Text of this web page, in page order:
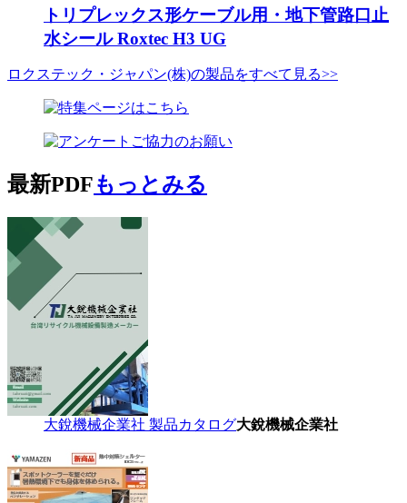
トリプレックス形ケーブル用・地下管路口止
水シール Roxtec H3 UG
ロクステック・ジャパン(株)の製品をすべて見る>>
最新PDFもっとみる
大銳機械企業社 製品カタログ大銳機械企業社